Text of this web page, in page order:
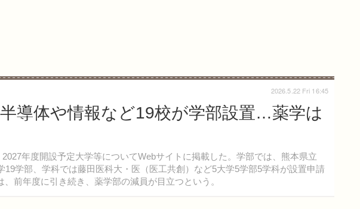
半導体や情報など19校が学部設置…薬学は
年度開設予定大学等についてWebサイトに掲載した。学部では、熊本県立
19学部、学科では藤田医科大・医（医工共創）など5大学5学部5学科が設置申請
前年度に引き続き、薬学部の減員が目立つという。
2026.5.22 Fri 16:45